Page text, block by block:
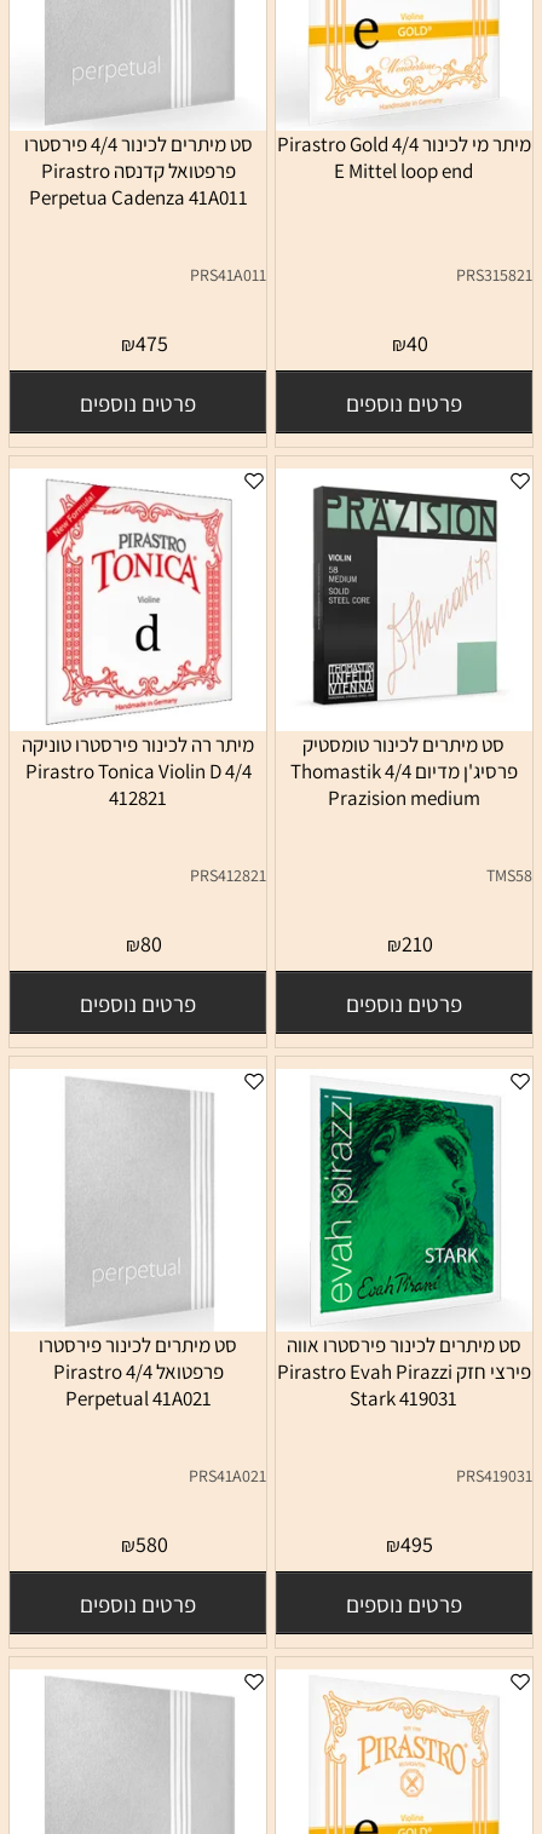
מיתר מי לכינור 4/4 Pirastro Gold
E Mittel loop end
PRS315821
₪40
פרטים נוספים
סט מיתרים לכינור 4/4 פירסטרו
פרפטואל קדנסה Pirastro
Perpetua Cadenza 41A011
PRS41A011
₪475
פרטים נוספים
סט מיתרים לכינור טומסטיק
פרסיג'ן מדיום 4/4 Thomastik
Prazision medium
TMS58
₪210
פרטים נוספים
מיתר רה לכינור פירסטרו טוניקה
4/4 Pirastro Tonica Violin D
412821
PRS412821
₪80
פרטים נוספים
סט מיתרים לכינור פירסטרו אווה
פירצי חזק Pirastro Evah Pirazzi
Stark 419031
PRS419031
₪495
פרטים נוספים
סט מיתרים לכינור פירסטרו
פרפטואל 4/4 Pirastro
Perpetual 41A021
PRS41A021
₪580
פרטים נוספים